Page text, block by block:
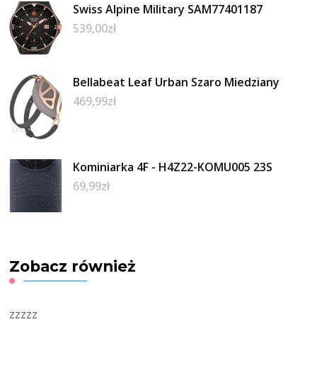
Swiss Alpine Military SAM77401187
539,00zł
Bellabeat Leaf Urban Szaro Miedziany
469,99zł
Kominiarka 4F - H4Z22-KOMU005 23S
69,99zł
Zobacz również
zzzzz